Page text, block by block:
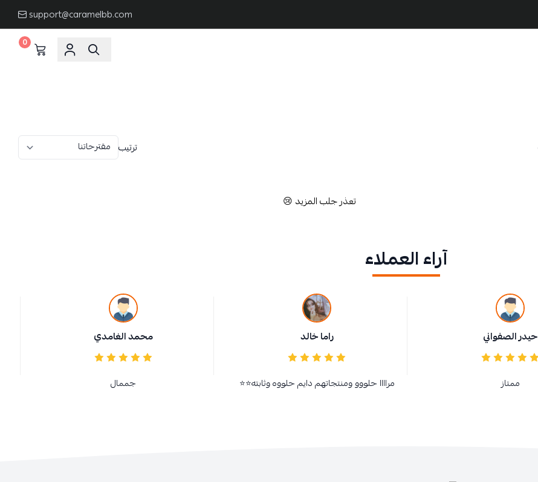
support@caramelbb.com
0
ترتيب
تعذر جلب المزيد 😢
آراء العملاء
حيدر الصفواني
ممتاز
راما خالد
مراااا حلووو ومنتجاتهم دايم حلووه وثابته⭐⭐
محمد الغامدي
جممال